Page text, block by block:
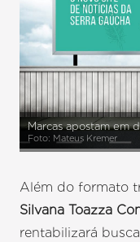
Marcas apostam em
Foto: Mateus Kremer
Além do formato
Silvana Toazza
rentabilizará